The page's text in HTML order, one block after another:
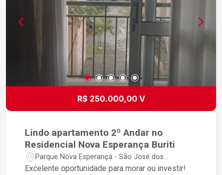
R$ 250.000,00 V
Lindo apartamento 2º Andar no
Residencial Nova Esperança Buriti
Parque Nova Esperança - São José dos
Campos/SP
Excelente oportunidade para morar ou investir!